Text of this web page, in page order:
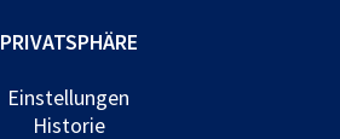
PRIVATSPHÄRE
Einstellungen
Historie